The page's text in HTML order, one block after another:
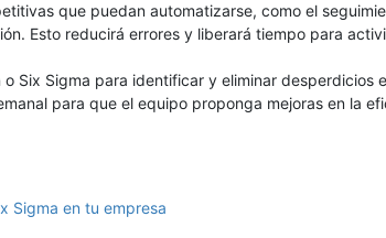
que puedan automatizarse, como el
Esto reducirá errores y liberará tiempo para
Six Sigma para identificar y eliminar desperdicios
para que el equipo proponga mejoras en la
Sigma en tu empresa